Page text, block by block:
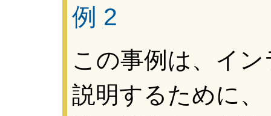
例 2
この事例は、イ
説明するために、